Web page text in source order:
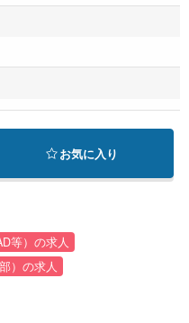
お気に入り
等）の求人
）の求人